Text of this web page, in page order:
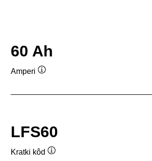
60 Ah
Amperi
LFS60
Kratki kôd